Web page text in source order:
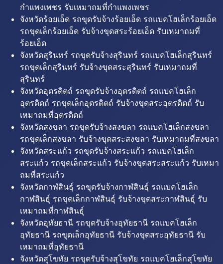
กำแพงเพชร รับเหมาถมที่กำแพงเพชร
จังหวัดร้อยเอ็ด รถขุดรับจ้างร้อยเอ็ด รถแบคโฮเล็กร้อยเอ็ด
รถขุดเล็กร้อยเอ็ด รับจ้างขุดสระร้อยเอ็ด รับเหมาถมที่
ร้อยเอ็ด
จังหวัดสุรินทร์ รถขุดรับจ้างสุรินทร์ รถแบคโฮเล็กสุรินทร์
รถขุดเล็กสุรินทร์ รับจ้างขุดสระสุรินทร์ รับเหมาถมที่
สุรินทร์
จังหวัดอุตรดิตถ์ รถขุดรับจ้างอุตรดิตถ์ รถแบคโฮเล็ก
อุตรดิตถ์ รถขุดเล็กอุตรดิตถ์ รับจ้างขุดสระอุตรดิตถ์ รับ
เหมาถมที่อุตรดิตถ์
จังหวัดสงขลา รถขุดรับจ้างสงขลา รถแบคโฮเล็กสงขลา
รถขุดเล็กสงขลา รับจ้างขุดสระสงขลา รับเหมาถมที่สงขลา
จังหวัดสระแก้ว รถขุดรับจ้างสระแก้ว รถแบคโฮเล็ก
สระแก้ว รถขุดเล็กสระแก้ว รับจ้างขุดสระสระแก้ว รับเหมา
ถมที่สระแก้ว
จังหวัดกาฬสินธุ์ รถขุดรับจ้างกาฬสินธุ์ รถแบคโฮเล็ก
กาฬสินธุ์ รถขุดเล็กกาฬสินธุ์ รับจ้างขุดสระกาฬสินธุ์ รับ
เหมาถมที่กาฬสินธุ์
จังหวัดอุทัยธานี รถขุดรับจ้างอุทัยธานี รถแบคโฮเล็ก
อุทัยธานี รถขุดเล็กอุทัยธานี รับจ้างขุดสระอุทัยธานี รับ
เหมาถมที่อุทัยธานี
จังหวัดสุโขทัย รถขุดรับจ้างสุโขทัย รถแบคโฮเล็กสุโขทัย